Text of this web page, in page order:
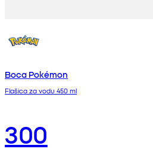
Boca Pokémon
Flašica za vodu 450 ml
300